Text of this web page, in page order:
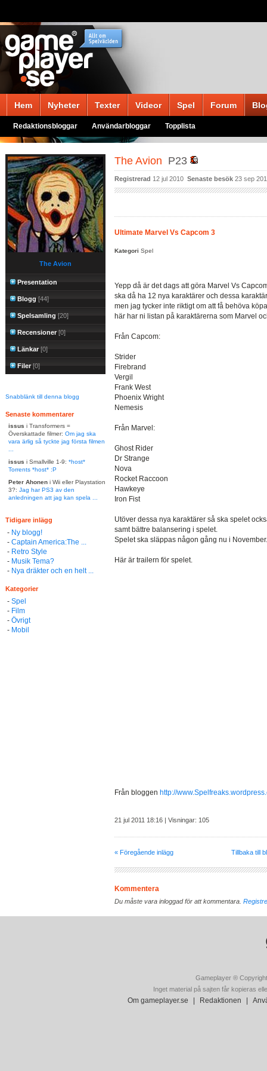
Hem Nyheter Texter Videor Spel Forum
Redaktionsbloggar Användarbloggar Topplista
The Avion
Presentation
Blogg [44]
Spelsamling [20]
Recensioner[0]
Länkar[0]
Filer[0]
Snabblänk till denna blogg
Senaste kommentarer
issus i Transformers =
Överskattade filmer: Om jag ska
vara ärlig så tyckte jag första filmen
issus i Smallville 1-9: *host*
Torrents *host* :P
Peter Ahonen i Wii eller Playstation
3?: Jag har PS3 av den
anledningen att jag kan spela ...
Tidigare inlägg
- Ny blogg!
- Captain America:The ...
- Retro Style
- Musik Tema?
- Nya dräkter och en helt ...
Kategorier
- Spel
- Film
- Övrigt
- Mobil
The Avion P23
Registrerad 12 jul 2010 Senaste besök 23 sep
Ultimate Marvel Vs Capcom 3
Kategori Spel
Yepp då är det dags att göra Marvel Vs
ska då ha 12 nya karaktärer och dessa
men jag tycker inte riktigt om att få behöva
här har ni listan på karaktärerna som Marvel
Från Capcom:
Strider
Firebrand
Vergil
Frank West
Phoenix Wright
Nemesis
Från Marvel:
Ghost Rider
Dr Strange
Nova
Rocket Raccoon
Hawkeye
Iron Fist
Utöver dessa nya karaktärer så ska spelet
samt bättre balansering i spelet.
Spelet ska släppas någon gång nu i November.
Här är trailern för spelet.
Från bloggen http://
21 jul 2011 18:16 | Visningar: 105
« Föregående inlägg Tillbaka till
Kommentera
Du måste vara inloggad för att kommentara.
Gameplayer ®
Inget material på sajten får kopieras
Om gameplayer.se Redaktionen